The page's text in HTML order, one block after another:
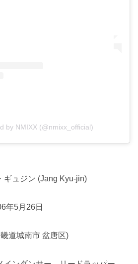
by NMIXX (@nmixx_official)
ギュジン (Jang Kyu-jin)
年5月26日
道城南市 盆唐区)